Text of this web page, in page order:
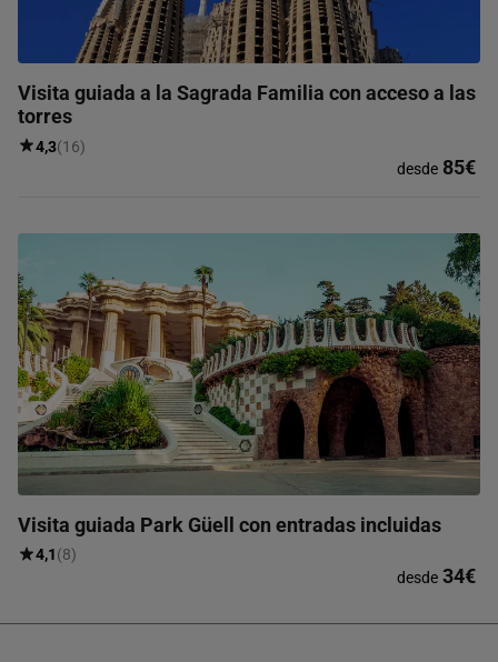
Visita guiada a la Sagrada Familia con acceso a las
torres
4,3(16)
desde 85€
Visita guiada Park Güell con entradas incluidas
4,1(8)
desde 34€